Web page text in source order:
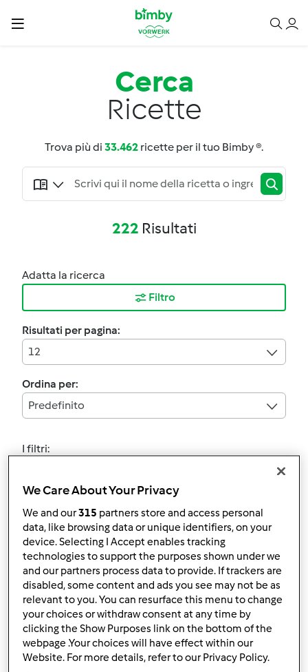
Cerca
Ricette
Trova più di 33.462 ricette per il tuo Bimby ®.
222 Risultati
Adatta la ricerca
Filtro
Risultati per pagina:
12
Ordina per:
Predefinito
I filtri:
5.0(3)
Torta delicata del primo
compleanno
daOspite
7 facile 42min
We Care About Your Privacy
We and our315 partners store and access personal
data, like browsing data or unique identifiers, on your
device. Selecting I Accept enables tracking
technologies to support the purposes shown under we
and our partners process data to provide. If trackers are
disabled, some content and ads you see may not be as
relevant to you. You can resurface this menu to change
your choices or withdraw consent at any time by
clicking the Show Purposes link on the bottom of the
webpage .Your choices will have effect within our
Website. For more details, refer to our Privacy Policy.